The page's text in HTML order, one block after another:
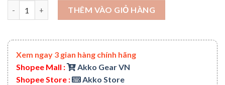
Bàn phím cơ Mojike GK1 Black Pink (AKKO sw v2 / LED trắng)
THÊM VÀO GIỎ HÀNG
Xem ngay 3 gian hàng chính hãng
Shopee Mall :
Akko Gear VN
Shopee Store :
Akko Store